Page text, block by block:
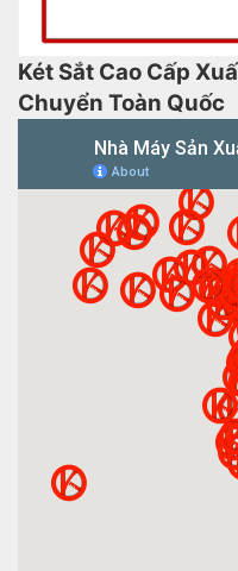
Két Sắt Cao Cấp
Chuyển Toàn Quốc